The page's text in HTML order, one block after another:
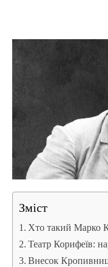
Зміст
Хто такий Марко
Театр Корифеїв:
Внесок